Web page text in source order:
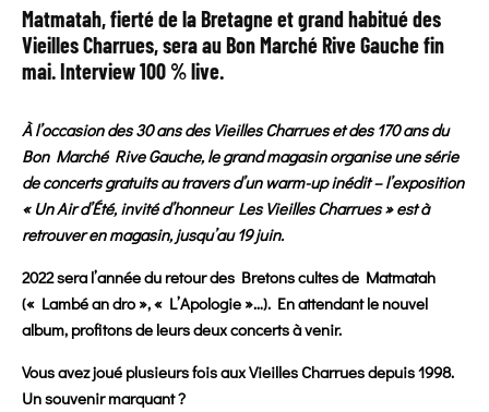
Matmatah, fierté de la Bretagne et grand habitué des
Vieilles Charrues, sera au Bon Marché Rive Gauche fin
mai. Interview 100 % live.
À l’occasion des 30 ans des Vieilles Charrues et des 170 ans du
Bon Marché Rive Gauche, le grand magasin organise une série
de concerts gratuits au travers d’un warm-up inédit – l’exposition
« Un Air d’Été, invité d’honneur Les Vieilles Charrues » est à
retrouver en magasin, jusqu’au 19 juin.
2022 sera l’année du retour des Bretons cultes de Matmatah
(« Lambé an dro », « L’Apologie »…). En attendant le nouvel
album, profitons de leurs deux concerts à venir.
Vous avez joué plusieurs fois aux Vieilles Charrues depuis 1998.
Un souvenir marquant ?